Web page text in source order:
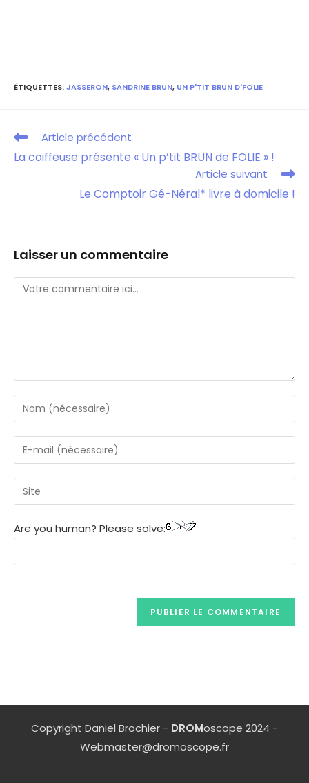
ÉTIQUETTES:JASSERON, SANDRINE BRUN, UN P'TIT BRUN D'FOLIE
Article précédent
La coiffeuse présente « Un p’tit BRUN de FOLIE » !
Article suivant
Le Comptoir Gé-Néral* livre à domicile !
Laisser un commentaire
Are you human? Please solve:
Copyright Daniel Brochier - DROMoscope 2024 -
Webmaster@dromoscope.fr